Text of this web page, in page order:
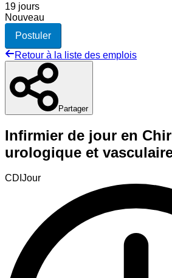
19 jours
Nouveau
Postuler
Retour à la liste des emplois
Partager
Infirmier de jour en
urologique et
CDI Jour